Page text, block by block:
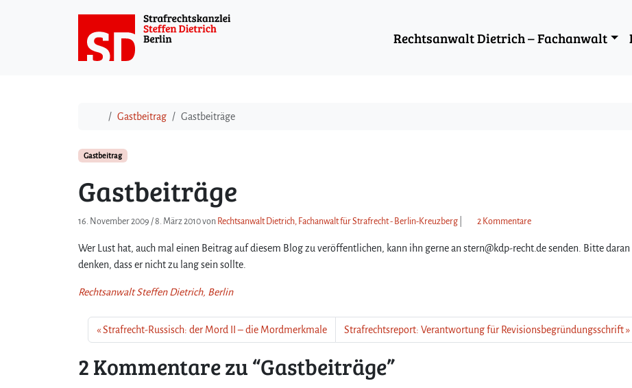
Rechtsanwalt Dietrich – Fachanwalt
StartGastbeitrag Gastbeiträge
Gastbeitrag
Gastbeiträge
16. November 2009 /8. März 2010von Rechtsanwalt Dietrich, Fachanwalt für Strafrecht - Berlin-Kreuzberg 2 Kommentarez
G
e
i
Wer Lust hat, auch mal einen Beitrag auf diesem Blog zu veröffentlichen, kann ihn gerne an stern@kdp-recht.de senden. Bitte daran
denken, dass er nicht zu lang sein sollte.
Rechtsanwalt Steffen Dietrich, Berlin
Strafrecht-Russisch: der Mord II – die Mordmerkmale Strafrechtsreport: Verantwortung für Revisionsbegründungsschrift
2 Kommentare zu “Gastbeiträge”